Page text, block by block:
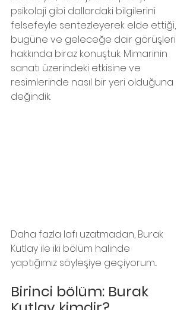
psikoloji gibi dallardaki bilgilerini
felsefeyle sentezleyerek elde ettiği,
bugüne ve geleceğe dair görüşleri
hakkında biraz konuştuk. Mimarinin
sanatı üzerindeki etkisine ve
resimlerinde nasıl bir yeri olduğuna
değindik.
Daha fazla lafı uzatmadan, Burak
Kutlay ile iki bölüm halinde
yaptığımız söyleşiye geçiyorum...
Birinci bölüm: Burak